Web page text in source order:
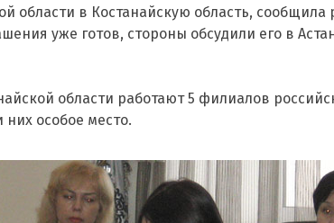
области в Костанайскую область, сообщила
уже готов, стороны обсудили его в
области работают 5 филиалов
особое место.